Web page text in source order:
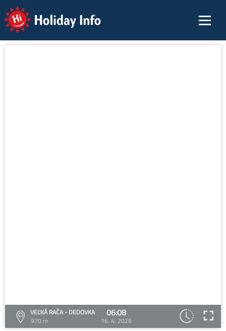
Holiday Info
VEĽKÁ RAČA - DEDOVKA
970 m
06:08
16. 4. 2026